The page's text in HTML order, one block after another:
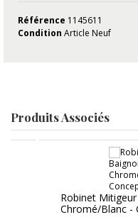
Référence 1145611
Condition Article Neuf
Produits Associés
Robinet
Chromé/Blanc -